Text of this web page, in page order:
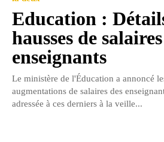
Education :
hausses de
enseignants
Le ministère de l'Éducation a annoncé
augmentations de salaires des
adressée à ces derniers à la veille...